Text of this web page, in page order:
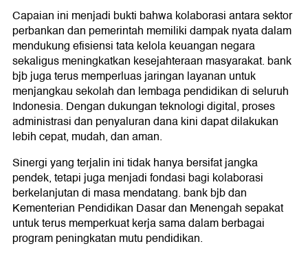
Capaian ini menjadi bukti bahwa kolaborasi antara sektor
perbankan dan pemerintah memiliki dampak nyata dalam
mendukung efisiensi tata kelola keuangan negara
sekaligus meningkatkan kesejahteraan masyarakat. bank
bjb juga terus memperluas jaringan layanan untuk
menjangkau sekolah dan lembaga pendidikan di seluruh
Indonesia. Dengan dukungan teknologi digital, proses
administrasi dan penyaluran dana kini dapat dilakukan
lebih cepat, mudah, dan aman.
Sinergi yang terjalin ini tidak hanya bersifat jangka
pendek, tetapi juga menjadi fondasi bagi kolaborasi
berkelanjutan di masa mendatang. bank bjb dan
Kementerian Pendidikan Dasar dan Menengah sepakat
untuk terus memperkuat kerja sama dalam berbagai
program peningkatan mutu pendidikan.